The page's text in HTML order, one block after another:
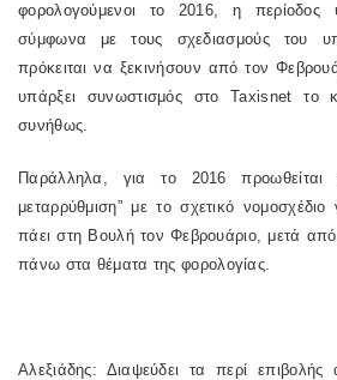
φορολογούμενοι το 2016, η
σύμφωνα με τους σχεδιασμούς του
πρόκειται να ξεκινήσουν από τον
υπάρξει συνωστισμός στοTaxisnet το
συνήθως.
Παράλληλα, για το 2016 προωθείται
μεταρρύθμιση” με το σχετικό
πάει στη Βουλή τον Φεβρουάριο, μετά
πάνω στα θέματα της φορολογίας.
Αλεξιάδης: Διαψεύδει τα περί